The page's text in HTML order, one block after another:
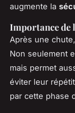
augmente la
Importance de
Après une
Non seulement
mais permet
éviter leur
par cette phase